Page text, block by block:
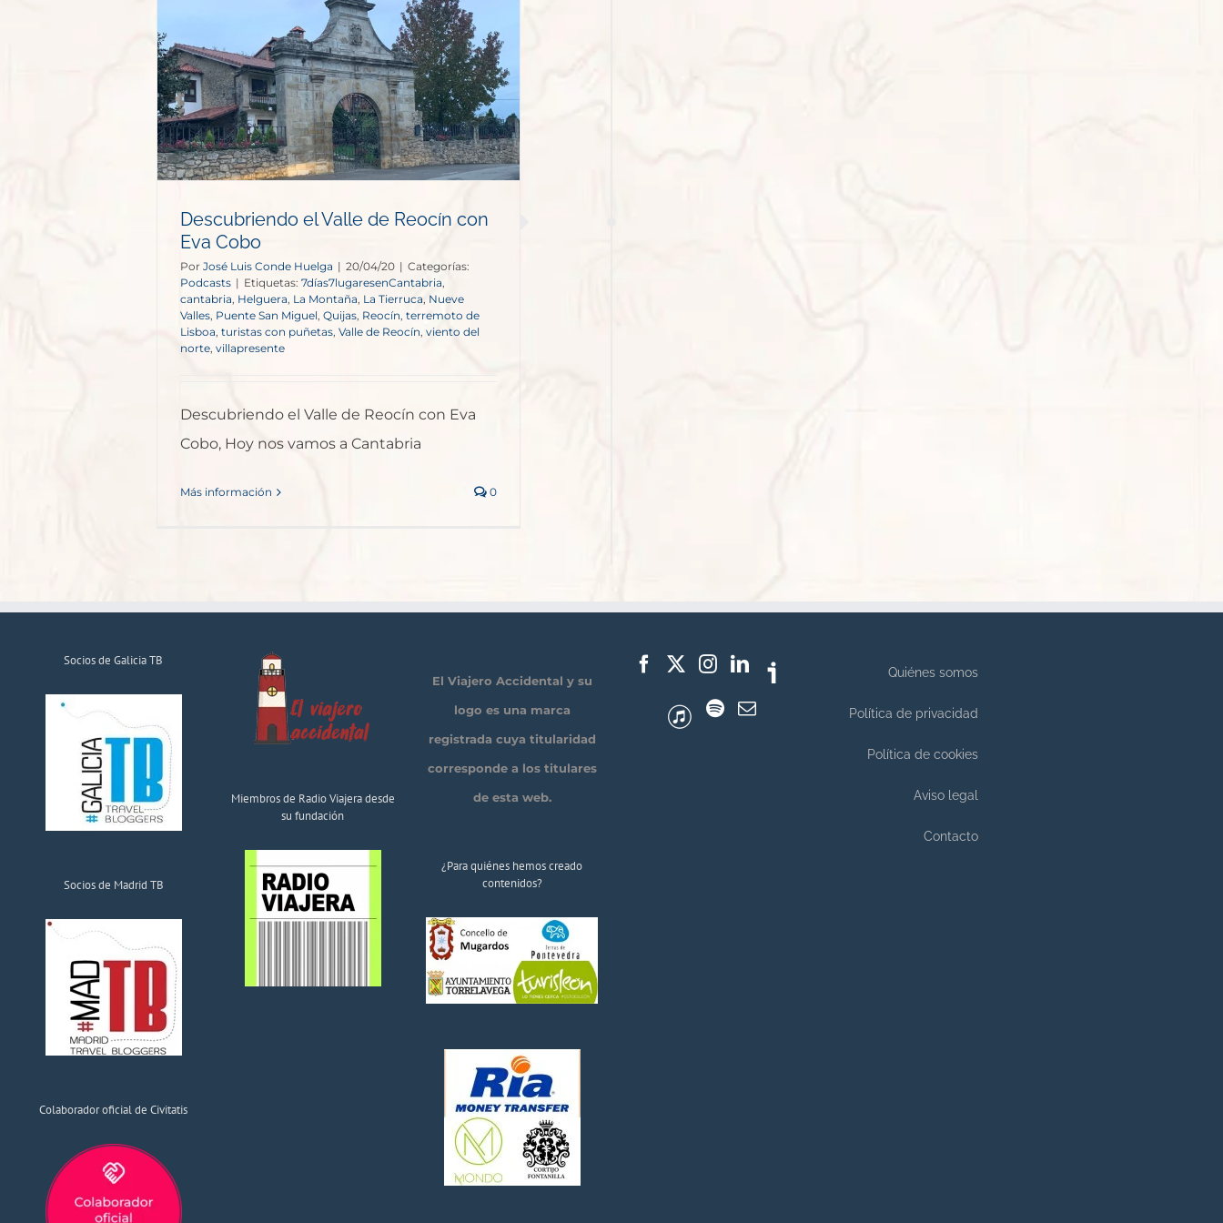
Descubriendo el Valle de Reocín con
Eva Cobo
Por José Luis Conde Huelga | 20/04/20 | Categorías:
Podcasts | Etiquetas: 7días7lugaresenCantabria,
cantabria, Helguera, La Montaña, La Tierruca, Nueve
Valles, Puente San Miguel, Quijas, Reocín, terremoto de
Lisboa, turistas con puñetas, Valle de Reocín, viento del
norte, villapresente
Descubriendo el Valle de Reocín con Eva
Cobo, Hoy nos vamos a Cantabria
Más información 0
Socios de Galicia TB
Socios de Madrid TB
Colaborador oficial de Civitatis
Miembros de Radio Viajera desde
su fundación
El Viajero Accidental y su
logo es una marca
registrada cuya titularidad
corresponde a los titulares
de esta web.
¿Para quiénes hemos creado
contenidos?
Quiénes somos
Política de privacidad
Política de cookies
Aviso legal
Contacto